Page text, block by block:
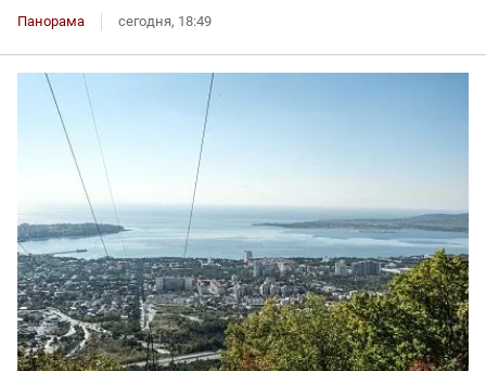
Панорама сегодня, 18:49